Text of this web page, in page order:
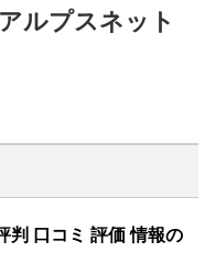
ルプスネット
判 口コミ 評価 情報の